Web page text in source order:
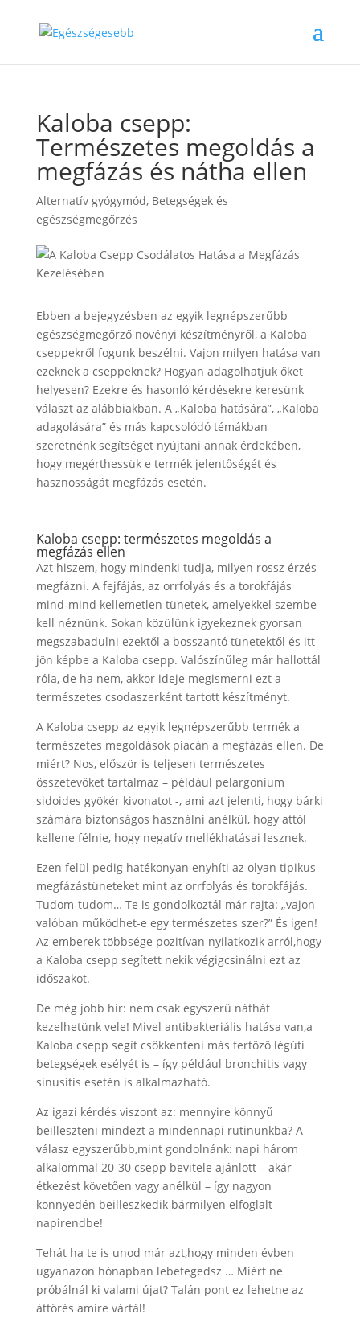
Kaloba csepp:
Természetes megoldás a
megfázás és nátha ellen
Alternatív gyógymód, Betegségek és
egészségmegőrzés
Ebben a bejegyzésben az egyik legnépszerűbb
egészségmegőrző növényi készítményről, a Kaloba
cseppekről fogunk beszélni. Vajon milyen hatása van
ezeknek a cseppeknek? Hogyan adagolhatjuk őket
helyesen? Ezekre és hasonló kérdésekre keresünk
választ az alábbiakban. A „Kaloba hatására”, „Kaloba
adagolására” és más kapcsolódó témákban
szeretnénk segítséget nyújtani annak érdekében,
hogy megérthessük e termék jelentőségét és
hasznosságát megfázás esetén.
Kaloba csepp: természetes megoldás a
megfázás ellen
Azt hiszem, hogy mindenki tudja, milyen rossz érzés
megfázni. A fejfájás, az orrfolyás és a torokfájás
mind-mind kellemetlen tünetek, amelyekkel szembe
kell néznünk. Sokan közülünk igyekeznek gyorsan
megszabadulni ezektől a bosszantó tünetektől és itt
jön képbe a Kaloba csepp. Valószínűleg már hallottál
róla, de ha nem, akkor ideje megismerni ezt a
természetes csodaszerként tartott készítményt.
A Kaloba csepp az egyik legnépszerűbb termék a
természetes megoldások piacán a megfázás ellen. De
miért? Nos, először is teljesen természetes
összetevőket tartalmaz – például pelargonium
sidoides gyökér kivonatot -, ami azt jelenti, hogy bárki
számára biztonságos használni anélkül, hogy attól
kellene félnie, hogy negatív mellékhatásai lesznek.
Ezen felül pedig hatékonyan enyhíti az olyan tipikus
megfázástüneteket mint az orrfolyás és torokfájás.
Tudom-tudom… Te is gondolkoztál már rajta: „vajon
valóban működhet-e egy természetes szer?” És igen!
Az emberek többsége pozitívan nyilatkozik arról,hogy
a Kaloba csepp segített nekik végigcsinálni ezt az
időszakot.
De még jobb hír: nem csak egyszerű náthát
kezelhetünk vele! Mivel antibakteriális hatása van,a
Kaloba csepp segít csökkenteni más fertőző légúti
betegségek esélyét is – így például bronchitis vagy
sinusitis esetén is alkalmazható.
Az igazi kérdés viszont az: mennyire könnyű
beilleszteni mindezt a mindennapi rutinunkba? A
válasz egyszerűbb,mint gondolnánk: napi három
alkalommal 20-30 csepp bevitele ajánlott – akár
étkezést követően vagy anélkül – így nagyon
könnyedén beilleszkedik bármilyen elfoglalt
napirendbe!
Tehát ha te is unod már azt,hogy minden évben
ugyanazon hónapban lebetegedsz … Miért ne
próbálnál ki valami újat? Talán pont ez lehetne az
áttörés amire vártál!